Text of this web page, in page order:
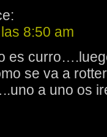
8:50 am
es
se va a
a uno os